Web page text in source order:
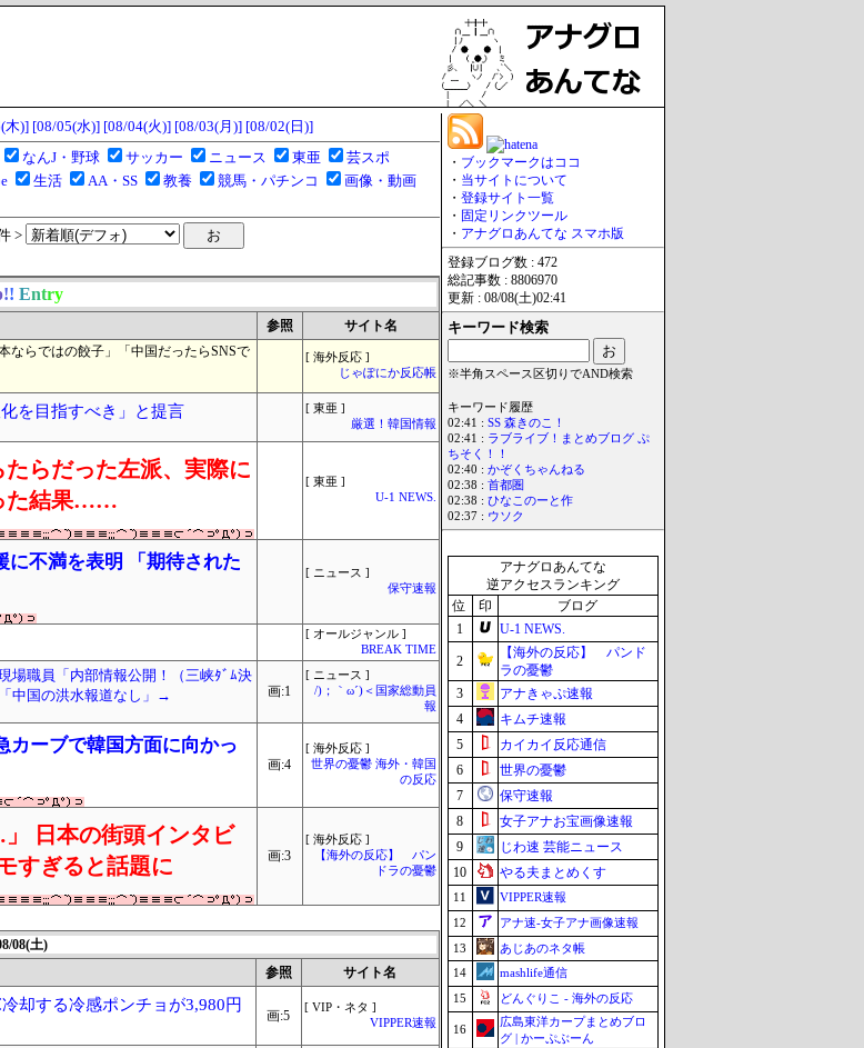
木)] [08/05(水)] [08/04(火)] [08/03(月)] [08/02(日)]
なんJ・野球 サッカー ニュース 東亜
芸スポ
生活 AA・SS 教養 競馬・パチンコ
画像・動画
>
!! Entry
参照
サイト名
らではの餃子」「中国だったらSNSで
[ 海外反応 ]
じゃぽにか反応帳
を目指すべき」と提言
[ 東亜 ]
厳選！韓国情報
らだった左派、実際に
た結果……
[ 東亜 ]
U-1 NEWS.
に不満を表明 「期待された
[ ニュース ]
保守速報
[ オールジャンル ]
BREAK TIME
場職員「内部情報公開！（三峡ﾀﾞﾑ決
中国の洪水報道なし」→
画:1
[ ニュース ]
/)；｀ω´)＜国家総動員
報
カーブで韓国方面に向かっ
画:4
[ 海外反応 ]
世界の憂鬱 海外・韓国
の反応
日本の街頭インタビ
すぎると話題に
画:3
[ 海外反応 ]
【海外の反応】 パン
ドラの憂鬱
08(土)
参照 サイト名
却する冷感ポンチョが3,980円
画:5
[ VIP・ネタ ]
VIPPER速報
・ ブックマークはココ
・ 当サイトについて
・ 登録サイト一覧
・ 固定リンクツール
・ アナグロあんてな スマホ版
登録ブログ数 : 472
総記事数 : 8806970
更新 : 08/08(土)02:41
キーワード検索
※半角スペース区切りでAND検索
キーワード履歴
02:41 : SS 森きのこ！
02:41 : ラブライブ！まとめブログ ぷ
ちそく！！
02:40 : かぞくちゃんねる
02:38 : 首都圏
02:38 : ひなこのーと作
02:37 : ウソク
アナグロあんてな
逆アクセスランキング
位
印
ブログ
1
U-1 NEWS.
2
【海外の反応】 パンド
ラの憂鬱
3
アナきゃぷ速報
4
キムチ速報
5
カイカイ反応通信
6
世界の憂鬱
7
保守速報
8
女子アナお宝画像速報
9
じわ速 芸能ニュース
10
やる夫まとめくす
11
VIPPER速報
12
アナ速‐女子アナ画像速報
13
あじあのネタ帳
14
mashlife通信
15
どんぐりこ - 海外の反応
16
広島東洋カープまとめブロ
グ | かーぷぶーん